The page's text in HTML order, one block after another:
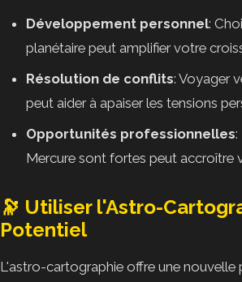
Développement personnel:
planétaire peut amplifier votre
Résolution de conflits: Voyager
peut aider à apaiser les tensions
Opportunités professionnelles:
Mercure sont fortes peut accroître
🔭 Utiliser l'Astro-
Potentiel
L'astro-cartographie offre une